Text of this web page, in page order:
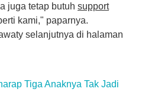
juga tetap butuh support
kami," paparnya.
selanjutnya di halaman
Tiga Anaknya Tak Jadi